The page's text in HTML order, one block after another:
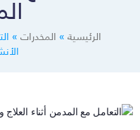
الرئيسية»المخدرات»